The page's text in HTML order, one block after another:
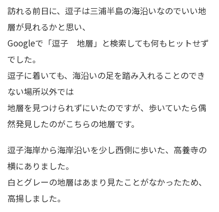
訪れる前日に、逗子は三浦半島の海沿いなのでいい地
層が見れるかと思い、
Googleで「逗子 地層」と検索しても何もヒットせず
でした。
逗子に着いても、海沿いの足を踏み入れることのでき
ない場所以外では
地層を見つけられずにいたのですが、歩いていたら偶
然発見したのがこちらの地層です。
逗子海岸から海岸沿いを少し西側に歩いた、高養寺の
横にありました。
白とグレーの地層はあまり見たことがなかったため、
高揚しました。